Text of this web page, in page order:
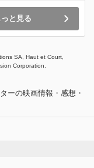
と見る
SA, Haut et Court,
Corporation.
ーの映画情報・感想・